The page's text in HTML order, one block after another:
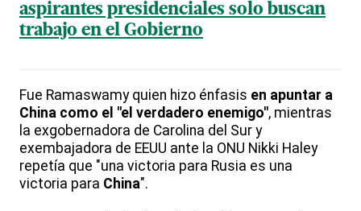
aspirantes presidenciales solo buscan
trabajo en el Gobierno
Fue Ramaswamy quien hizo énfasis en apuntar a
China como el "el verdadero enemigo", mientras
la exgobernadora de Carolina del Sur y
exembajadora de EEUU ante la ONU Nikki Haley
repetía que "una victoria para Rusia es una
victoria para China".